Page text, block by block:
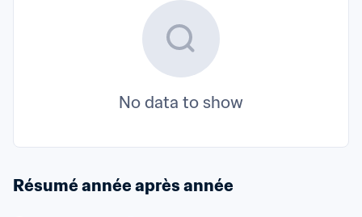
No data to show
Résumé année après année